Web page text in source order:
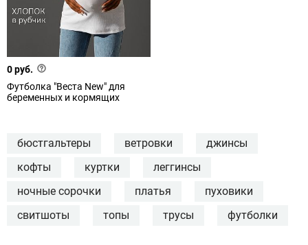
0 руб.
Футболка "Веста New" для
беременных и кормящих
бюстгальтеры ветровки
джинсы
кофты
куртки
леггинсы
ночные сорочки
платья
пуховики
свитшоты
топы трусы футболки